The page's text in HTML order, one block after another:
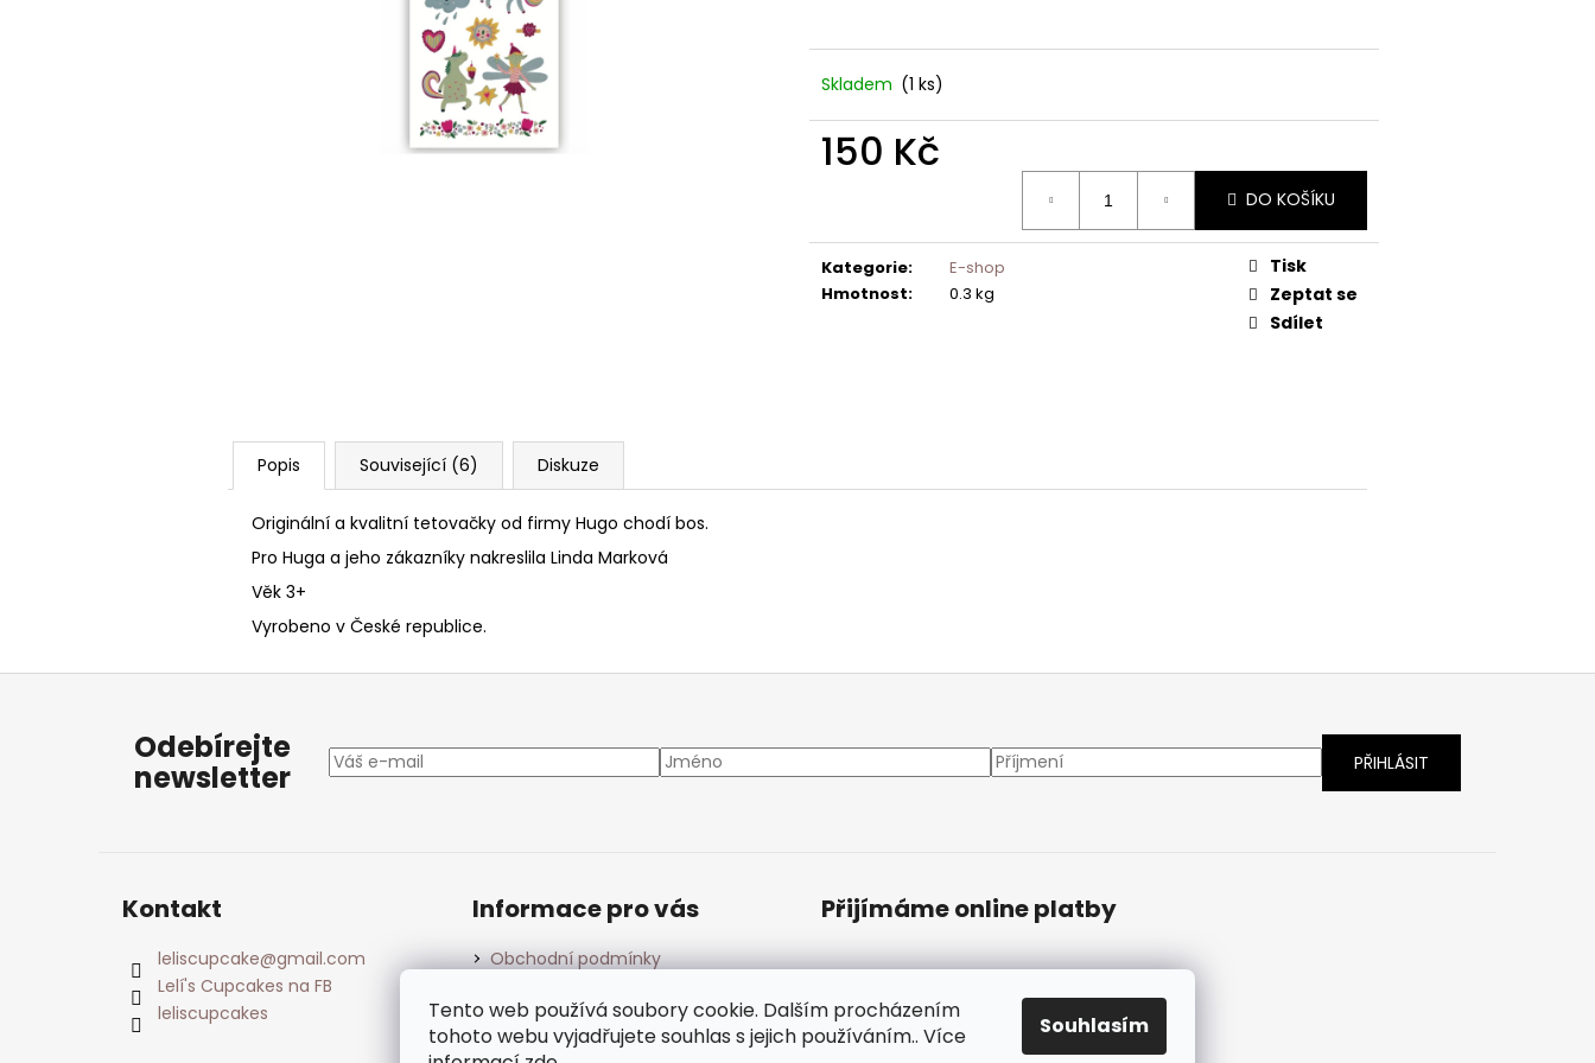
Tento web používá soubory cookie. Dalším procházením
tohoto webu vyjadřujete souhlas s jejich používáním.. Více
Souhlasím
Skladem (1 ks)
150 Kč
DO KOŠÍKU
Kategorie:
E-shop
Hmotnost: 0.3 kg
Tisk
Zeptat se
Sdílet
Popis Související (6) Diskuze
Originální a kvalitní tetovačky od firmy Hugo chodí bos.
Pro Huga a jeho zákazníky nakreslila Linda Marková
Věk 3+
Vyrobeno v České republice.
Z
Odebírejte
newsletter
Kontakt
leliscupcake@gmail.com
Lelí's Cupcakes na FB
leliscupcakes
Informace pro vás
Obchodní podmínky
údajů
Přijímáme online platby